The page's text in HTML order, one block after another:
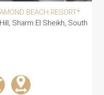
BEACH RESORT*
Sharm El Sheikh, South